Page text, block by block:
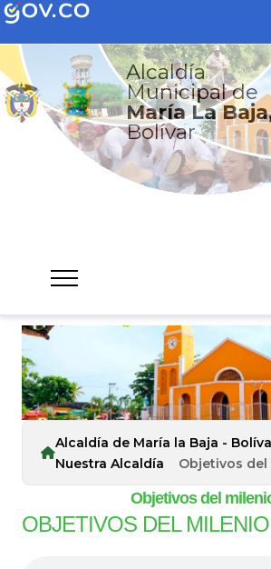
Alcaldía
Municipal de
María La
Bolívar
Alcaldía de María la Baja -
Nuestra Alcaldía
Objetivos
Objetivos del
​OBJETIVOS DEL MILENIO